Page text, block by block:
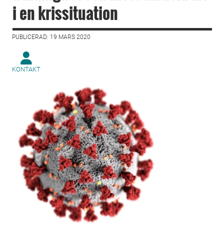
i en krissituation
PUBLICERAD: 19 MARS 2020
KONTAKT